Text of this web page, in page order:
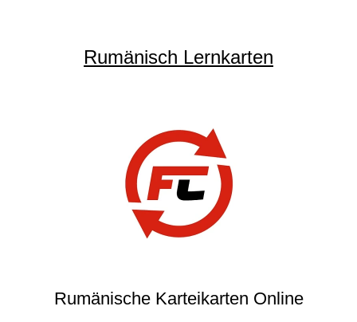
Rumänisch Lernkarten
Rumänische Karteikarten Online